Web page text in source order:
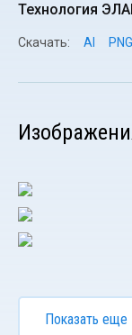
Технология
Скачать: AI PNG
Показать еще